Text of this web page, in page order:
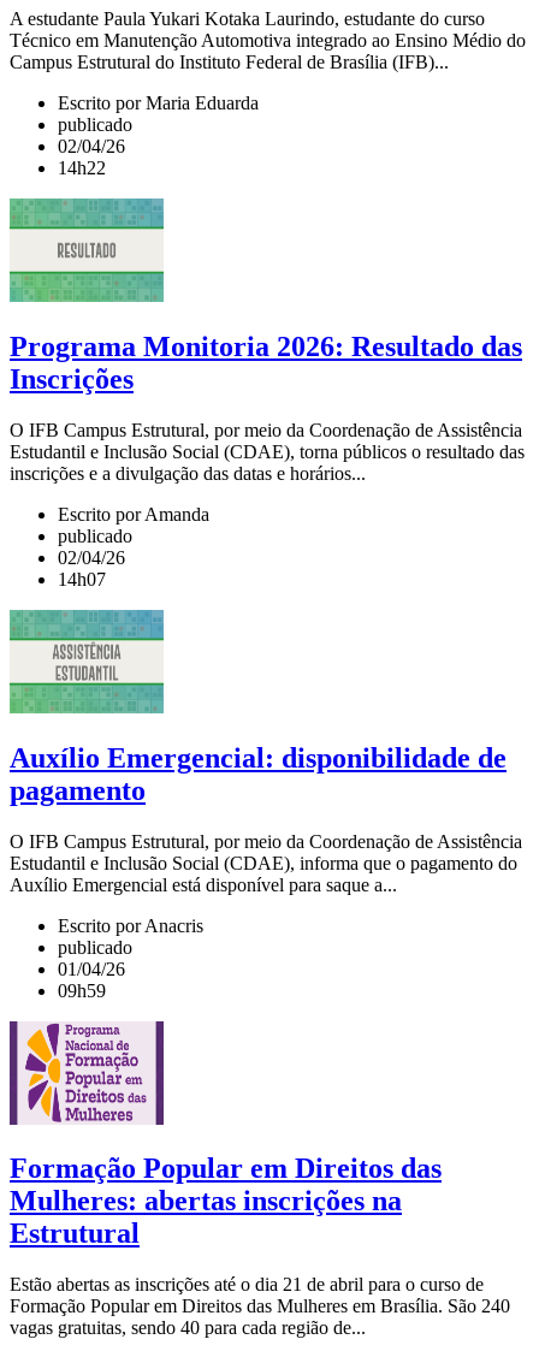
A estudante Paula Yukari Kotaka Laurindo, estudante do curso
Técnico em Manutenção Automotiva integrado ao Ensino Médio do
Campus Estrutural do Instituto Federal de Brasília (IFB)...
Escrito por Maria Eduarda
publicado
02/04/26
14h22
Programa Monitoria 2026: Resultado das
Inscrições
O IFB Campus Estrutural, por meio da Coordenação de Assistência
Estudantil e Inclusão Social (CDAE), torna públicos o resultado das
inscrições e a divulgação das datas e horários...
Escrito por Amanda
publicado
02/04/26
14h07
Auxílio Emergencial: disponibilidade de
pagamento
O IFB Campus Estrutural, por meio da Coordenação de Assistência
Estudantil e Inclusão Social (CDAE), informa que o pagamento do
Auxílio Emergencial está disponível para saque a...
Escrito por Anacris
publicado
01/04/26
09h59
Formação Popular em Direitos das
Mulheres: abertas inscrições na
Estrutural
Estão abertas as inscrições até o dia 21 de abril para o curso de
Formação Popular em Direitos das Mulheres em Brasília. São 240
vagas gratuitas, sendo 40 para cada região de...